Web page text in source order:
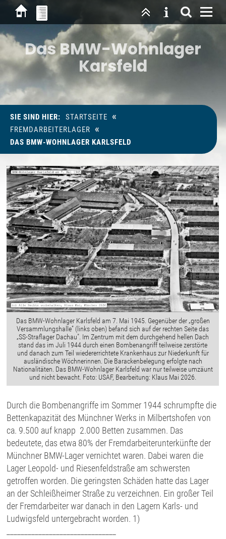
Das BMW-Wohnlager
Karsfeld
SIE SIND HIER: STARTSEITE «
FREMDARBEITERLAGER «
DAS BMW-WOHNLAGER KARLSFELD
Das BMW-Wohnlager Karlsfeld am 7. Mai 1945. Gegenüber der „großen
Versammlungshalle” (links oben) befand sich auf der rechten Seite das
„SS-Straflager Dachau". Im Zentrum mit dem durchgehend hellen Dach
stand das im Juli 1944 durch einen Bombenangriff teilweise zerstörte
und danach zum Teil wiedererrichtete Krankenhaus zur Niederkunft für
ausländische Wöchnerinnen. Die Barackenbelegung erfolgte nach
Nationalitäten. Das BMW-Wohnlager Karlsfeld war nur teilweise umzäunt
und nicht bewacht. Foto: USAF, Bearbeitung: Klaus Mai 2026.
Durch die Bombenangriffe im Sommer 1944 schrumpfte die
Bettenkapazität des Münchner Werks in Milbertshofen von
ca. 9.500 auf knapp 2.000 Betten zusammen. Das
bedeutete, das etwa 80% der Fremdarbeiterunterkünfte der
Münchner BMW-Lager vernichtet waren. Dabei waren die
Lager Leopold- und Riesenfeldstraße am schwersten
getroffen worden. Die geringsten Schäden hatte das Lager
an der Schleißheimer Straße zu verzeichnen. Ein großer Teil
der Fremdarbeiter war danach in den Lagern Karls- und
Ludwigsfeld untergebracht worden. 1)